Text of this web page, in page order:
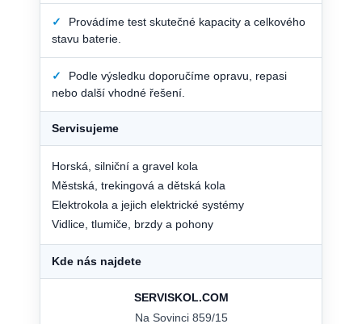
✓
Provádíme test skutečné kapacity a celkového
stavu baterie.
✓
Podle výsledku doporučíme opravu, repasi
nebo další vhodné řešení.
Servisujeme
Horská, silniční a gravel kola
Městská, trekingová a dětská kola
Elektrokola a jejich elektrické systémy
Vidlice, tlumiče, brzdy a pohony
Kde nás najdete
SERVISKOL.COM
Na Sovinci 859/15